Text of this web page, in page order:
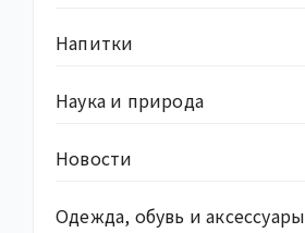
Напитки
Наука и природа
Новости
Одежда, обувь и аксессуары